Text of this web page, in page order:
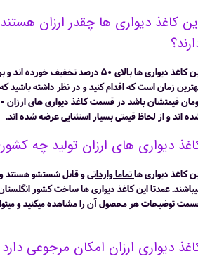
کاغذ دیواری ها چقدر ارزان
​این کاغذ دیواری ها بالای 50 درصد
اند و از لحاظ قیمتی ​​بسیار استثنایی عرضه شده اند.
دیواری های ارزان تولید چه
کاغذ دیواری هاتماما وارداتیو قابل شستشو هستند و
عمدتا این کاغذ دیواری ها ساخت کشور
توضیحات هر محصول آن را مشاهده میکنید و
دیواری ارزان امکان مرجوعی